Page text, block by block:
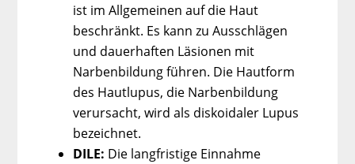
ist im Allgemeinen auf die Haut
beschränkt. Es kann zu Ausschlägen
und dauerhaften Läsionen mit
Narbenbildung führen. Die Hautform
des Hautlupus, die Narbenbildung
verursacht, wird als diskoidaler Lupus
bezeichnet.
DILE: Die langfristige Einnahme